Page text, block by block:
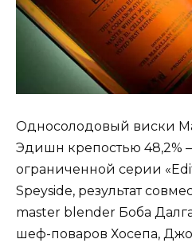
Односолодовый виски
Эдишн крепостью 48,2%
ограниченной серии
Speyside, результат
master blender Боба
шеф-поваров Хосепа,